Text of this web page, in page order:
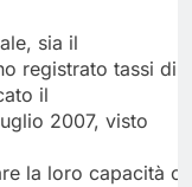
sia il
registrato tassi di
il
2007, visto
la loro capacità